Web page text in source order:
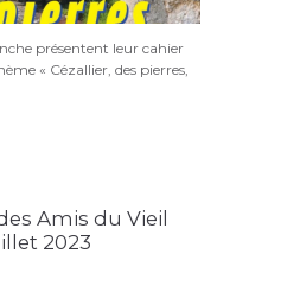
présentent leur cahier
« Cézallier, des pierres,
Amis du Vieil
2023